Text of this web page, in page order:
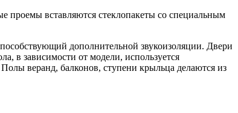
проемы вставляются стеклопакеты со специальным
дополнительной звукоизоляции. Двери
в зависимости от модели, используется
веранд, балконов, ступени крыльца делаются из